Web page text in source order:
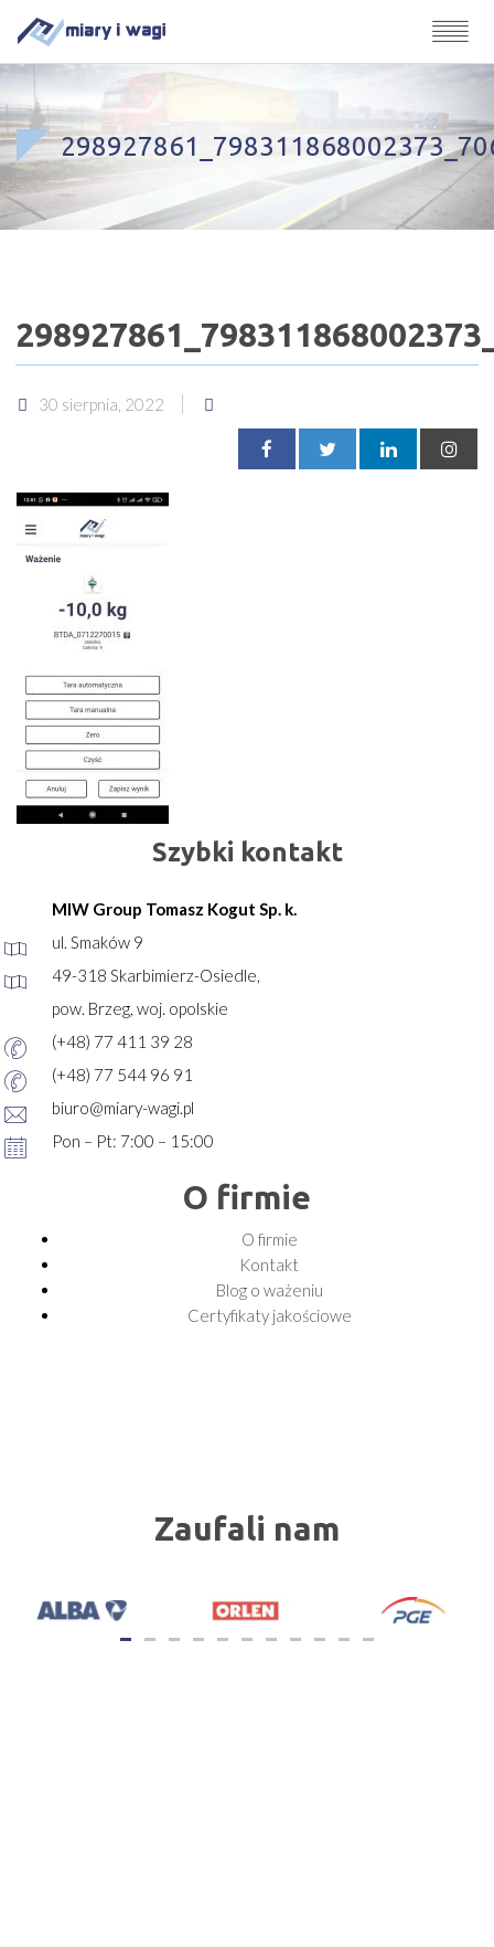
30 sierpnia, 2022
Szybki kontakt
MIW Group Tomasz Kogut Sp. k.
ul. Smaków 9
49-318 Skarbimierz-Osiedle,
pow. Brzeg, woj. opolskie
(+48) 77 411 39 28
(+48) 77 544 96 91
biuro@miary-wagi.pl
Pon – Pt: 7:00 – 15:00
O firmie
O firmie
Kontakt
Blog o ważeniu
Certyfikaty jakościowe
Zaufali nam